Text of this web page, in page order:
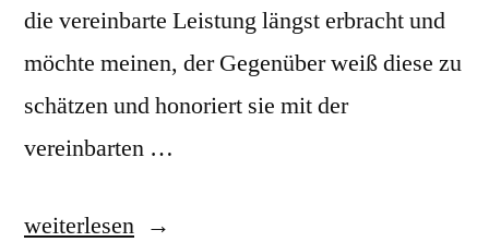
die vereinbarte Leistung längst erbracht und
möchte meinen, der Gegenüber weiß diese zu
schätzen und honoriert sie mit der
vereinbarten …
„Online
weiterlesen